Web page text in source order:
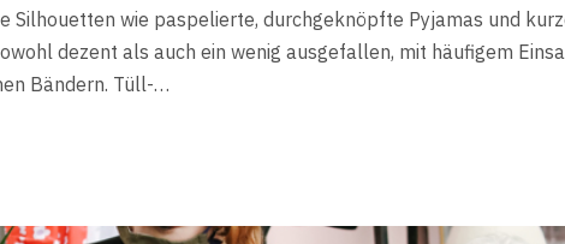
Silhouetten wie paspelierte, durchgeknöpfte Pyjamas und
dezent als auch ein wenig ausgefallen, mit häufigem
Bändern. Tüll-…